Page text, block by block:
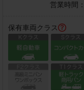
営業時間：
保有車両クラス